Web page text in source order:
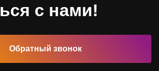
с нами!
Обратный звонок